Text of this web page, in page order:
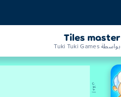
Tiles master
بواسطة Tuki Tuki Games
إعلان